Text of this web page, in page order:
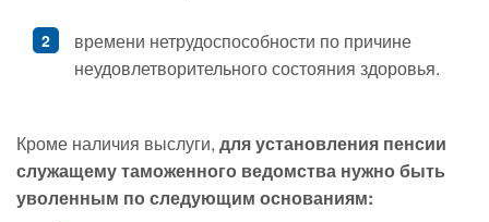
времени нетрудоспособности по причине
неудовлетворительного состояния здоровья.
Кроме наличия выслуги, для установления пенсии
служащему таможенного ведомства нужно быть
уволенным по следующим основаниям: